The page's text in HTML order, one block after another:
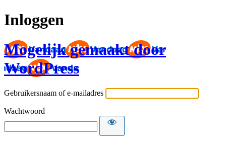
Inloggen
Mogelijk gemaakt door
WordPress
Gebruikersnaam of e-mailadres
Wachtwoord